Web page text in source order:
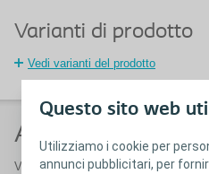
Questo sito web
Utilizziamo i cookie per
annunci pubblicitari, per
Varianti di prodotto
Vedi varianti del prodotto
Alternative e
Vedi tuttiProdotti per urologia